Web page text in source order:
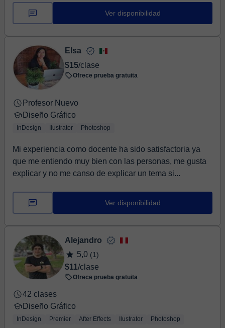
Ver disponibilidad
Elsa
$15/clase
Ofrece prueba gratuita
Profesor Nuevo
Diseño Gráfico
InDesign Ilustrator Photoshop
Mi experiencia como docente ha sido satisfactoria ya
que me entiendo muy bien con las personas, me gusta
explicar y no me canso de explicar un tema si...
Ver disponibilidad
Alejandro
5,0 (1)
$11/clase
Ofrece prueba gratuita
42 clases
Diseño Gráfico
InDesign Premier After Effects Ilustrator Photoshop